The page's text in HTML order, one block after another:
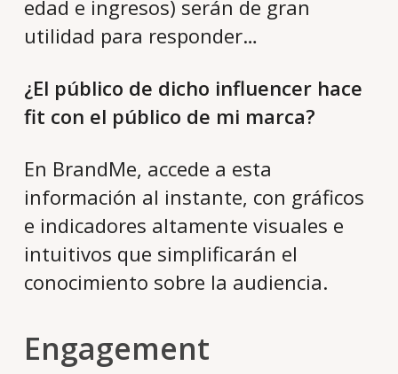
edad e ingresos) serán de gran
utilidad para responder…
¿El público de dicho influencer hace
fit con el público de mi marca?
En BrandMe, accede a esta
información al instante, con gráficos
e indicadores altamente visuales e
intuitivos que simplificarán el
conocimiento sobre la audiencia.
Engagement